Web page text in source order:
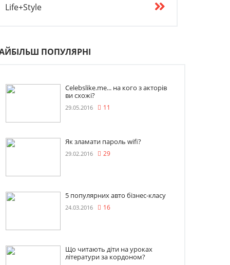
Life+Style
ПОПУЛЯРНІ
Celebslike.me... на кого з акторів
ви схожі?
29.05.2016 11
Як зламати пароль wifi?
29.02.2016 29
5 популярних авто бізнес-класу
24.03.2016 16
Що читають діти на уроках
літератури за кордоном?